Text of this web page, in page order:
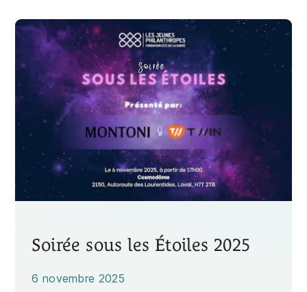
Soirée sous les Étoiles 2025
6 novembre 2025